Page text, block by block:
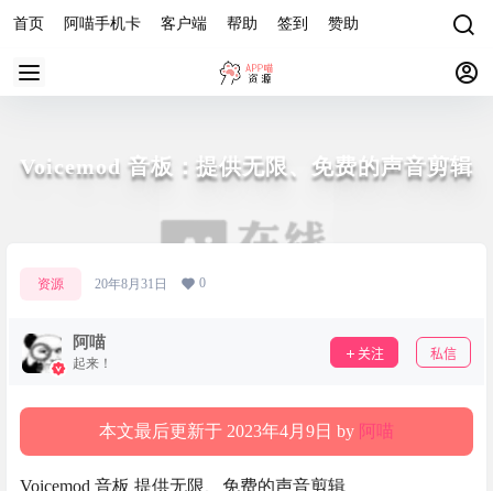
首页 阿喵手机卡 客户端 帮助 签到 赞助
Voicemod 音板：提供无限、免费的声音剪辑
资源 20年8月31日 0
阿喵
起来！
关注 私信
本文最后更新于 2023年4月9日 by 阿喵
Voicemod 音板 提供无限、免费的声音剪辑